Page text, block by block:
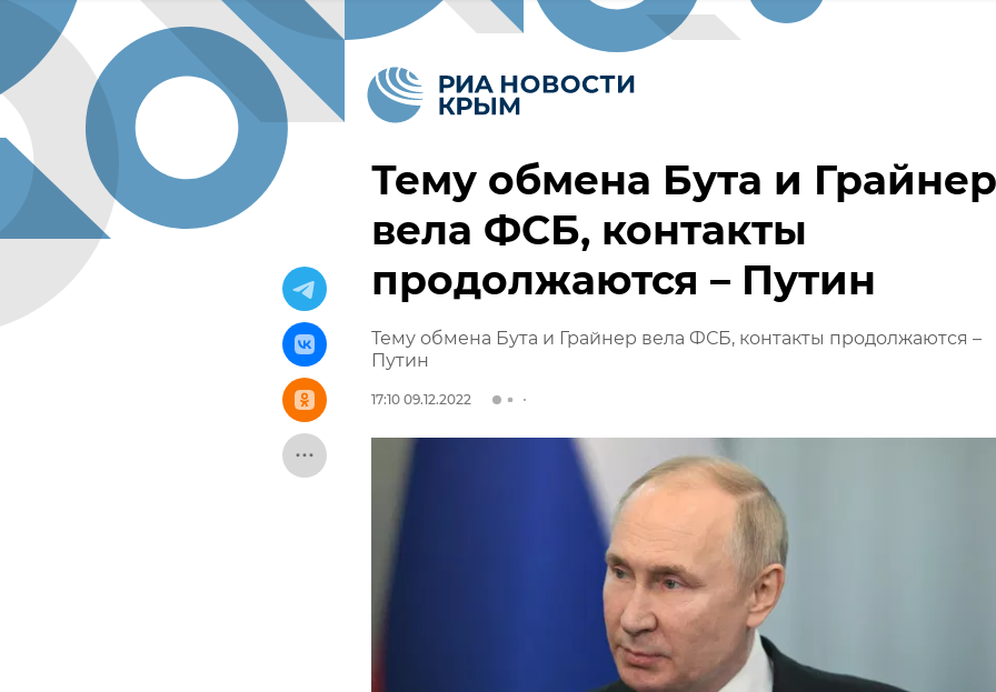
Тему обмена Бута и Грайнер
вела ФСБ, контакты
продолжаются – Путин
Тему обмена Бута и Грайнер вела ФСБ, контакты продолжаются –
Путин
17:10 09.12.2022